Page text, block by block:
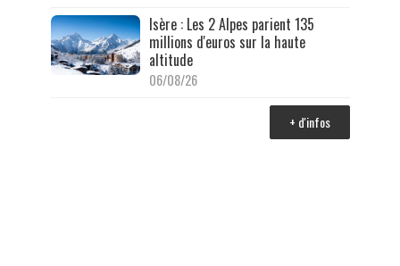
Isère : Les 2 Alpes parient 135
millions d'euros sur la haute
altitude
06/08/26
+ d'infos